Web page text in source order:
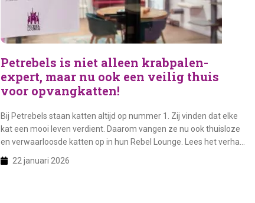
Petrebels is niet alleen krabpalen-
expert, maar nu ook een veilig thuis
voor opvangkatten!
Bij Petrebels staan katten altijd op nummer 1. Zij vinden dat elke
kat een mooi leven verdient. Daarom vangen ze nu ook thuisloze
en verwaarloosde katten op in hun Rebel Lounge. Lees het verhaal
hier!
22 januari 2026